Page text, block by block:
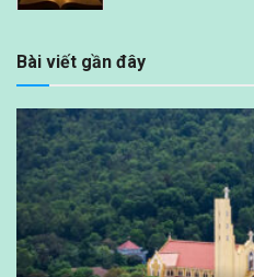
Bài viết gần đây